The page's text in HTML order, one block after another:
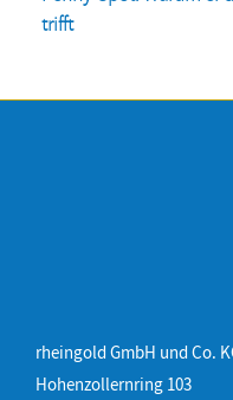
trifft
rheingold GmbH und Co.
Hohenzollernring 103